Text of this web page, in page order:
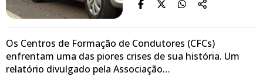
Os Centros de Formação de Condutores (CFCs)
enfrentam uma das piores crises de sua história. Um
relatório divulgado pela Associação…